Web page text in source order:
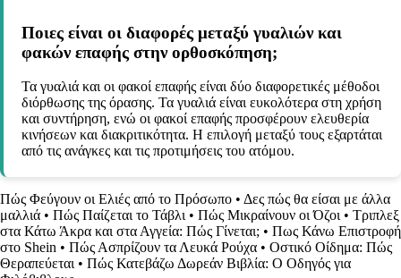
Ποιες είναι οι διαφορές μεταξύ γυαλιών και
φακών επαφής στην ορθοσκόπηση;
Τα γυαλιά και οι φακοί επαφής είναι δύο διαφορετικές μέθοδοι
διόρθωσης της όρασης. Τα γυαλιά είναι ευκολότερα στη χρήση
και συντήρηση, ενώ οι φακοί επαφής προσφέρουν ελευθερία
κινήσεων και διακριτικότητα. Η επιλογή μεταξύ τους εξαρτάται
από τις ανάγκες και τις προτιμήσεις του ατόμου.
Πώς Φεύγουν οι Ελιές από το Πρόσωπο • Δες πώς θα είσαι με άλλα
μαλλιά • Πώς Παίζεται το Τάβλι • Πώς Μικραίνουν οι Όζοι • Τριπλεξ
στα Κάτω Άκρα και στα Αγγεία: Πώς Γίνεται; • Πως Κάνω Επιστροφή
στο Shein • Πώς Ασπρίζουν τα Λευκά Ρούχα • Οστικό Οίδημα: Πώς
Θεραπεύεται • Πώς Κατεβάζω Δωρεάν Βιβλία: Ο Οδηγός για